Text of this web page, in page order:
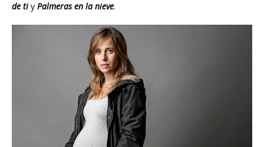
de tiy Palmeras en la nieve.